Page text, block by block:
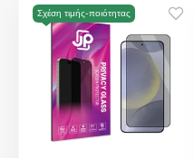
Σχέση τιμής-ποιότητας